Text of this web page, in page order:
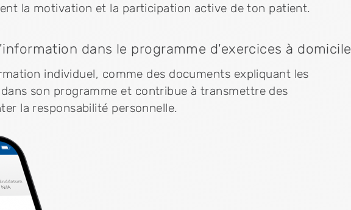
la motivation et la participation active de ton patient.
dans le programme d'exercices à domicile
individuel, comme des documents expliquant les
son programme et contribue à transmettre des
la responsabilité personnelle.